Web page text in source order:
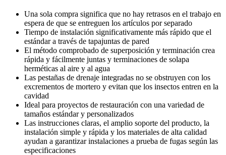
Una sola compra significa que no hay retrasos en el trabajo en
espera de que se entreguen los artículos por separado
Tiempo de instalación significativamente más rápido que el
estándar a través de tapajuntas de pared
El método comprobado de superposición y terminación crea
rápida y fácilmente juntas y terminaciones de solapa
herméticas al aire y al agua
Las pestañas de drenaje integradas no se obstruyen con los
excrementos de mortero y evitan que los insectos entren en la
cavidad
Ideal para proyectos de restauración con una variedad de
tamaños estándar y personalizados
Las instrucciones claras, el amplio soporte del producto, la
instalación simple y rápida y los materiales de alta calidad
ayudan a garantizar instalaciones a prueba de fugas según las
especificaciones